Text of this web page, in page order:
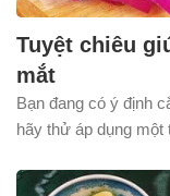
Tuyệt chiêu
mắt
Bạn đang có ý định
hãy thử áp dụng một